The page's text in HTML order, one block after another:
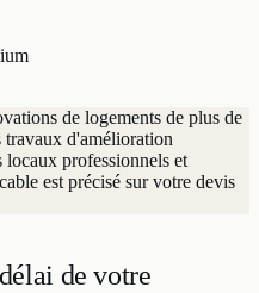
de logements de plus de
travaux d'amélioration
locaux professionnels et
est précisé sur votre devis
de votre